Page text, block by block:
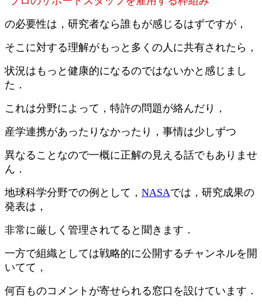
の必要性は，研究者なら誰もが感じるはずですが，
そこに対する理解がもっと多くの人に共有されたら，
状況はもっと健康的になるのではないかと感じまし
た．
これは分野によって，特許の問題が絡んだり，
産学連携があったりなかったり，事情は少しずつ
異なることなので一概に正解の見える話でもありませ
ん．
地球科学分野での例として， NASAでは，研究成果の
発表は，
非常に厳しく管理されてると聞きます．
一方で組織としては戦略的に公開するチャンネルを開
いてて，
何百ものコメントが寄せられる窓口を設けています．